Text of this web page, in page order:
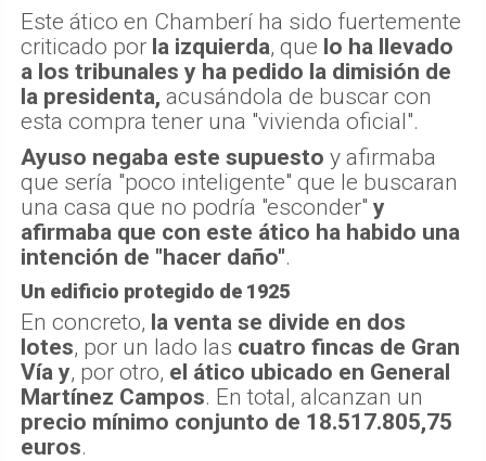
Este ático en Chamberí ha sido fuertemente
criticado por la izquierda, que lo ha llevado
a los tribunales y ha pedido la dimisión de
la presidenta, acusándola de buscar con
esta compra tener una "vivienda oficial".
Ayuso negaba este supuesto y afirmaba
que sería "poco inteligente" que le buscaran
una casa que no podría "esconder" y
afirmaba que con este ático ha habido una
intención de "hacer daño".
Un edificio protegido de 1925
En concreto, la venta se divide en dos
lotes, por un lado las cuatro fincas de Gran
Vía y, por otro, el ático ubicado en General
Martínez Campos. En total, alcanzan un
precio mínimo conjunto de 18.517.805,75
euros.